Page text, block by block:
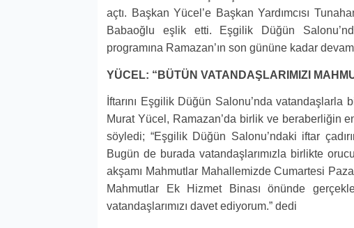
açtı. Başkan Yücel’e Başkan Yardımcısı
Babaoğlu eşlik etti. Eşgilik Düğün
programına Ramazan’ın son gününe kadar
YÜCEL: “BÜTÜN VATANDAŞLARIMIZI
İftarını Eşgilik Düğün Salonu’nda
Murat Yücel, Ramazan’da birlik ve beraberliğin
söyledi; “Eşgilik Düğün Salonu’ndaki iftar
Bugün de burada vatandaşlarımızla birlikte
akşamı Mahmutlar Mahallemizde Cumartesi
Mahmutlar Ek Hizmet Binası önünde
vatandaşlarımızı davet ediyorum.” dedi
Büyükşehir’den 3 ilçeye 849 arı kovanı hibesi
Genel